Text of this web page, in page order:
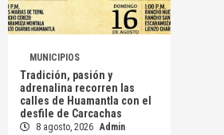
MUNICIPIOS
Tradición, pasión y
adrenalina recorren las
calles de Huamantla con el
desfile de Carcachas
8 agosto, 2026 Admin